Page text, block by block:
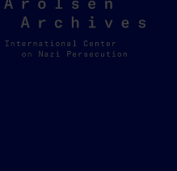
Arolsen
Archives